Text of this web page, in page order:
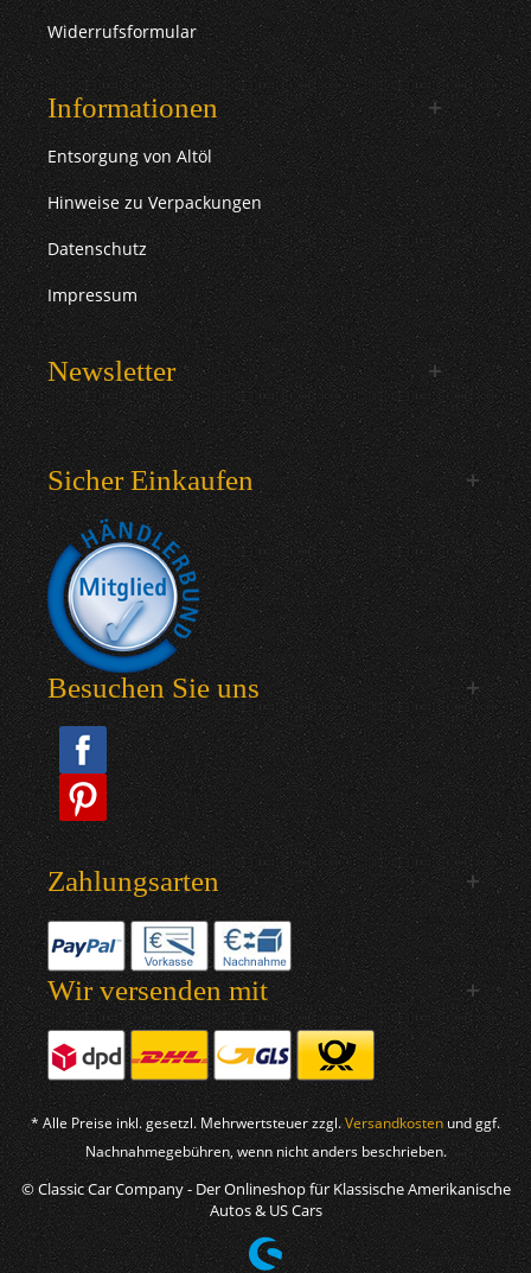
Widerrufsformular
Informationen
Entsorgung von Altöl
Hinweise zu Verpackungen
Datenschutz
Impressum
Newsletter
Sicher Einkaufen
Besuchen Sie uns
Zahlungsarten
Wir versenden mit
* Alle Preise inkl. gesetzl. Mehrwertsteuer zzgl.Versandkosten und ggf.
Nachnahmegebühren, wenn nicht anders beschrieben.
© Classic Car Company - Der Onlineshop für Klassische Amerikanische
Autos & US Cars